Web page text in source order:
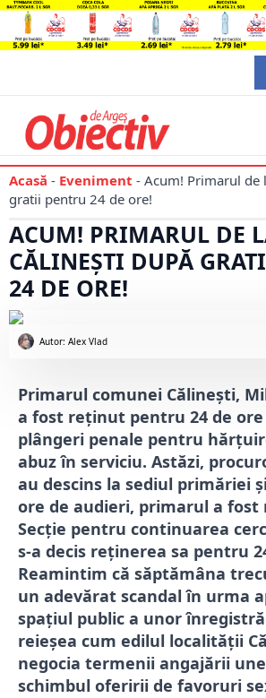
Acasă - Eveniment - Acum! Primarul de
gratii pentru 24 de ore!
ACUM! PRIMARUL DE
CĂLINEȘTI DUPĂ
24 DE ORE!
Autor: Alex Vlad
Primarul comunei Călinești,
a fost reținut pentru 24 de
plângeri penale pentru
abuz în serviciu. Astăzi,
au descins la sediul primăriei
ore de audieri, primarul a fost
Secție pentru continuarea
s-a decis reținerea sa pentru
Reamintim că săptămâna
un adevărat scandal în urma
spațiul public a unor
reieșea cum edilul localității
negocia termenii angajării
schimbul oferirii de favoruri